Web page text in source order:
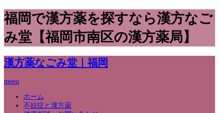
福岡で漢方薬を探すなら漢方なご
み堂【福岡市南区の漢方薬局】
漢方薬なごみ堂｜福岡
menu
ホーム
不妊症と漢方薬